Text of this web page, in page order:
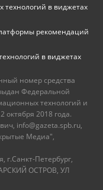
в виджетах
рекомендаций
в виджетах
номер средства
Федеральной
технологий и
октября 2018 года.
info@gazeta.spb.ru,
Медиа",
г.Санкт-Петербург,
ОСТРОВ, УЛ